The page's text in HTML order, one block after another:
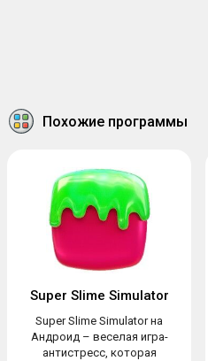
Похожие программы
Super Slime Simulator
Super Slime Simulator на
Андроид – веселая игра-
антистресс, которая